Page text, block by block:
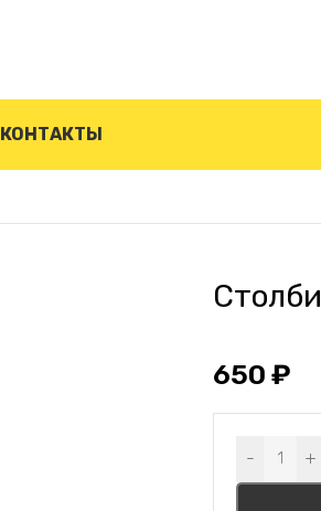
КОНТАКТЫ
650 ₽
- +